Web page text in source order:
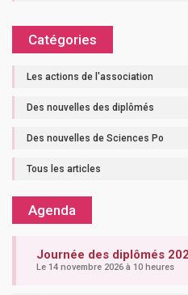
Catégories
Les actions de l'association
Des nouvelles des diplômés
Des nouvelles de Sciences Po
Tous les articles
Agenda
Journée des diplômés
Le 14 novembre 2026 à 10 heures